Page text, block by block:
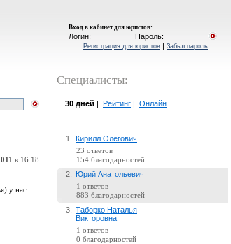
Вход в кабинет для юристов:
Логин: Пароль:
Регистрация для юристов | Забыл пароль
в 16:18
у нас
Специалисты:
30 дней Рейтинг Онлайн
1. Кирилл Олегович
23 ответов
154 благодарностей
2. Юрий Анатольевич
1 ответов
883 благодарностей
3.
Таборко Наталья
Викторовна
1 ответов
0 благодарностей